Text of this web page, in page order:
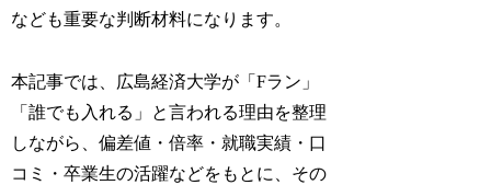
なども重要な判断材料になります。
本記事では、広島経済大学が「Fラン」
「誰でも入れる」と言われる理由を整理
しながら、偏差値・倍率・就職実績・口
コミ・卒業生の活躍などをもとに、その